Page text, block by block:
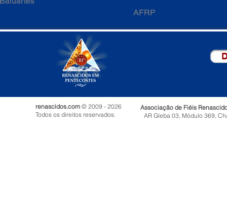
AFRP
renascidos.com © 2009 - 2026
Todos os direitos reservados.
Associação de Fiéis
AR Gleba 03, Módulo 369,